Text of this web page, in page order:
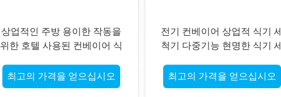
상업적인 주방 용이한 작동을
위한 호텔 사용된 컨베이어 식
최고의 가격을 얻으십시오
전기 컨베이어 상업적 식기 세
척기 다중기능 현명한 식기 세
최고의 가격을 얻으십시오